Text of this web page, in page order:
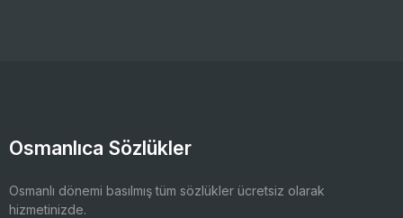
Osmanlıca Sözlükler
Osmanlı dönemi basılmış tüm sözlükler ücretsiz olarak
hizmetinizde.